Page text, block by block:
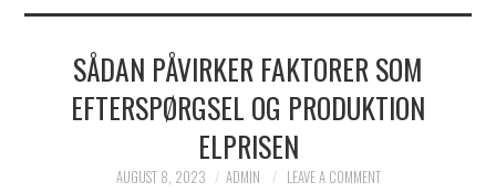
SÅDAN PÅVIRKER FAKTORER SOM
EFTERSPØRGSEL OG PRODUKTION
ELPRISEN
AUGUST 8, 2023 ADMIN LEAVE A COMMENT